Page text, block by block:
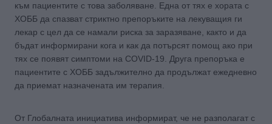
към пациентите с това заболяване. Една от тях е хората с
ХОББ да спазват стриктно препоръките на лекуващия ги
лекар с цел да се намали риска за заразяване, както и да
бъдат информирани кога и как да потърсят помощ ако при
тях се появят симптоми на COVID-19. Друга препоръка е
пациентите с ХОББ задължително да продължат ежедневно
да приемат назначената им терапия.
От Глобалната инициатива информират, че не разполагат с